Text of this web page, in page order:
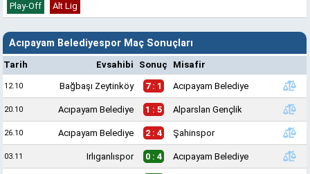
Play-Off Alt Lig
Acıpayam Belediyespor Maç Sonuçları
Tarih Evsahibi Sonuç Misafir
12.10 Bağbaşı Zeytinköy 7 : 1 Acıpayam Belediye
20.10 Acıpayam Belediye 1 : 5 Alparslan Gençlik
26.10 Acıpayam Belediye 2 : 4 Şahinspor
03.11 Irlıganlıspor 0 : 4 Acıpayam Belediye